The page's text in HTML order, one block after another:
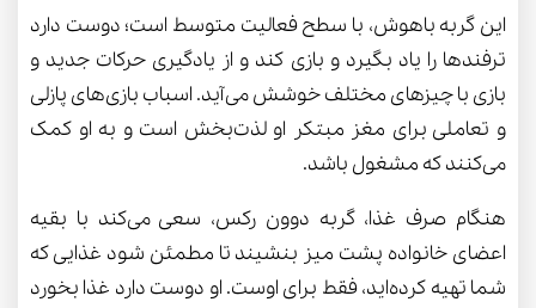
این گربه باهوش، با سطح فعالیت متوسط است؛ دوست دارد
ترفندها را یاد بگیرد و بازی کند و از یادگیری حرکات جدید و
بازی با چیزهای مختلف خوشش می‌آید. اسباب بازی‌های پازلی
و تعاملی برای مغز مبتکر او لذت‌بخش است و به او کمک
می‌کنند که مشغول باشد.
هنگام صرف غذا، گربه دوون رکس، سعی می‌کند با بقیه
اعضای خانواده پشت میز بنشیند تا مطمئن شود غذایی که
شما تهیه کرده‌اید، فقط برای اوست. او دوست دارد غذا بخورد